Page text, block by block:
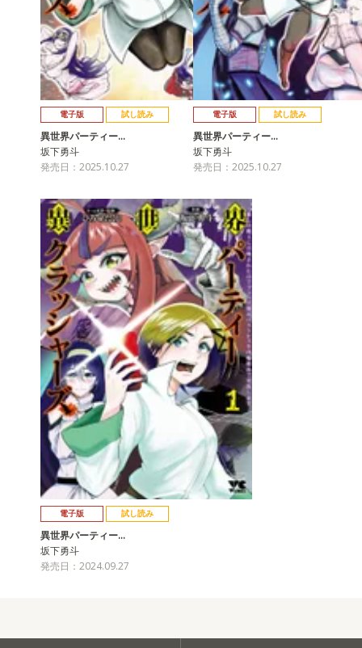
電子版 試し読み
異世界パーティー…
坂下勇斗
発売日：2025.10.27
電子版 試し読み
異世界パーティー…
坂下勇斗
発売日：2025.10.27
電子版 試し読み
異世界パーティー…
坂下勇斗
発売日：2024.09.27